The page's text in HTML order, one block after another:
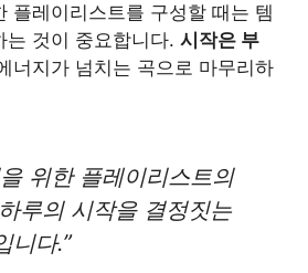
플레이리스트를 구성할 때는 템
는 것이 중요합니다. 시작은 부
너지가 넘치는 곡으로 마무리하
위한 플레이리스트의
루의 시작을 결정짓는
니다.”